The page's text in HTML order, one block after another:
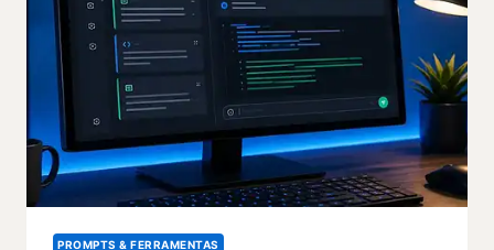
PROMPTS & FERRAMENTAS